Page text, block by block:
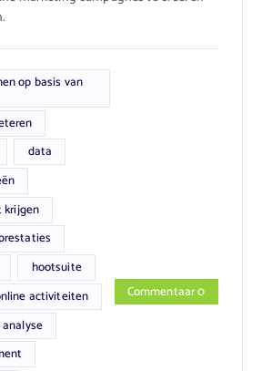
op basis van
data
krijgen
hootsuite
activiteiten
Commentaar 0